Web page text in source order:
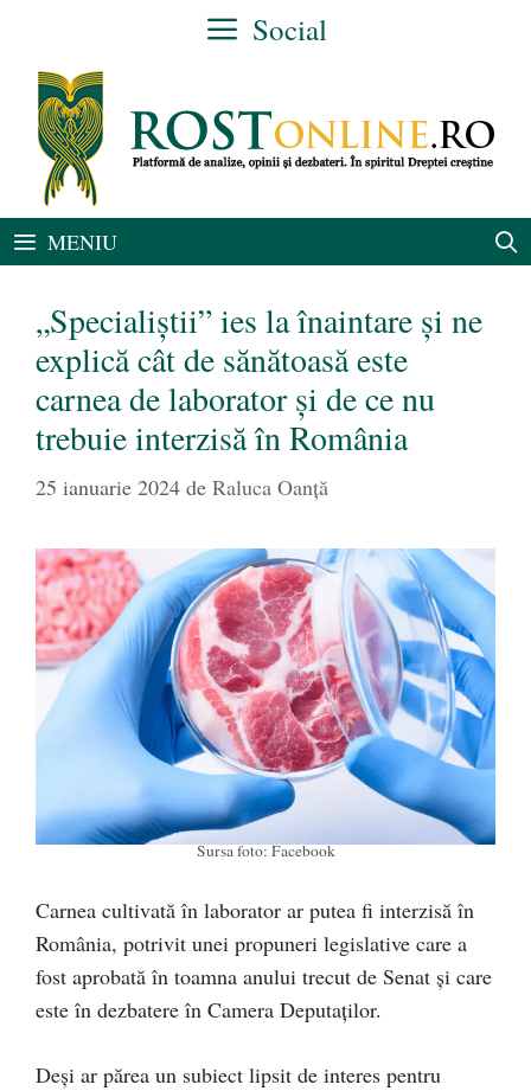
conținut
Social
MENIU
„Specialiștii” ies la înaintare și ne
explică cât de sănătoasă este
carnea de laborator și de ce nu
trebuie interzisă în România
25 ianuarie 2024 de Raluca Oanță
Sursa foto: Facebook
Carnea cultivată în laborator ar putea fi interzisă în
România, potrivit unei propuneri legislative care a
fost aprobată în toamna anului trecut de Senat și care
este în dezbatere în Camera Deputaților.
Deși ar părea un subiect lipsit de interes pentru